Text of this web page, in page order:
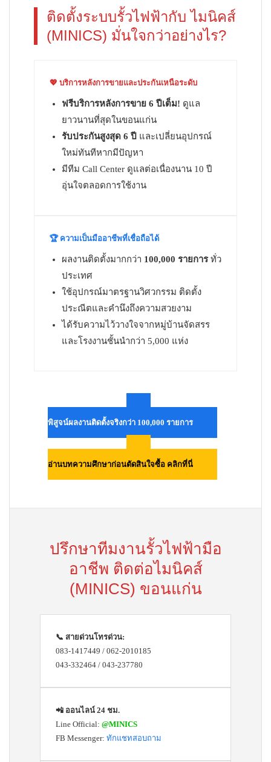
ติดตั้งระบบรั้วไฟฟ้ากับ ไมนิคส์
(MINICS) มั่นใจกว่าอย่างไร?
💖 บริการหลังการขายและประกันเหนือระดับ
ฟรีบริการหลังการขาย 6 ปีเต็ม! ดูแล
ยาวนานที่สุดในขอนแก่น
รับประกันสูงสุด 6 ปี และเปลี่ยนอุปกรณ์
ใหม่ทันทีหากมีปัญหา
มีทีม Call Center ดูแลต่อเนื่องนาน 10 ปี
อุ่นใจตลอดการใช้งาน
🏆 ความเป็นมืออาชีพที่เชื่อถือได้
ผลงานติดตั้งมากกว่า 100,000 รายการทั่ว
ประเทศ
ใช้อุปกรณ์มาตรฐานวิศวกรรม ติดตั้ง
ประณีตและคำนึงถึงความสวยงาม
ได้รับความไว้วางใจจากหมู่บ้านจัดสรร
และโรงงานชั้นนำกว่า 5,000 แห่ง
พิสูจน์ผลงานติดตั้งจริงกว่า 100,000 รายการ
อ่านบทความศึกษาก่อนตัดสินใจซื้อ คลิกที่นี่
ปรึกษาทีมงานรั้วไฟฟ้ามือ
อาชีพ ติดต่อไมนิคส์
(MINICS) ขอนแก่น
📞 สายด่วนโทรด่วน:
083-1417449 / 062-2010185
043-332464 / 043-237780
📲 ออนไลน์ 24 ชม.
Line Official: @MINICS
FB Messenger: ทักแชทสอบถาม